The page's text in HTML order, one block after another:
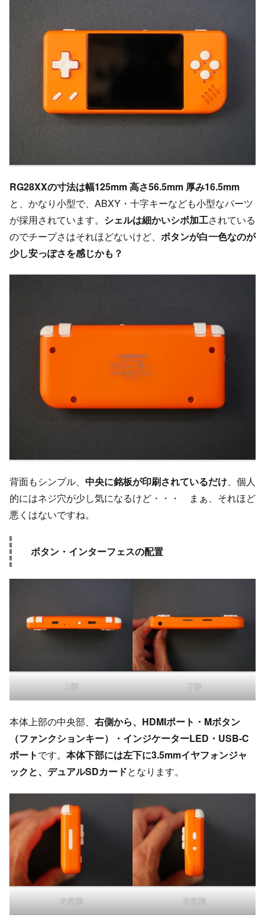
RG28XXの寸法は幅125mm 高さ56.5mm 厚み16.5mm
と、かなり小型で、ABXY・十字キーなども小型なパーツ
が採用されています。 シェルは細かいシボ加工されている
のでチープさはそれほどないけど、 ボタンが白一色なのが
少し安っぽさを感じかも？
背面もシンプル、 中央に銘板が印刷されているだけ 、個人
的にはネジ穴が少し気になるけど・・・ まぁ、それほど
悪くはないですね。
ボタン・インターフェスの配置
上部 下部
本体上部の中央部、 右側から、HDMIポート・Mボタン
（ファンクションキー）・インジケーターLED・USB-C
ポートです。 本体下部には左下に3.5mmイヤフォンジャ
ックと、デュアルSDカードとなります。
左側面 右側面